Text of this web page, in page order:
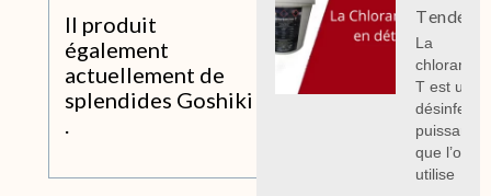
Il produit
également
actuellement de
splendides Goshiki
.
T en détail
La
chloramine
T est un
puissant
que l’on
utilise